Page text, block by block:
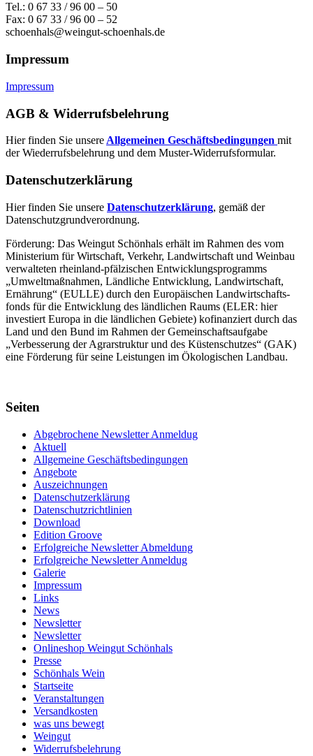
Tel.: 0 67 33 / 96 00 – 50
Fax: 0 67 33 / 96 00 – 52
schoenhals@weingut-schoenhals.de
Impressum
Impressum
AGB & Widerrufsbelehrung
Hier finden Sie unsere Allgemeinen Geschäftsbedingungen mit
der Wiederrufsbelehrung und dem Muster-Widerrufsformular.
Datenschutzerklärung
Hier finden Sie unsere Datenschutzerklärung, gemäß der
Datenschutzgrundverordnung.
Förderung: Das Weingut Schönhals erhält im Rahmen des vom
Minis­terium für Wirtschaft, Verkehr, Land­wirt­schaft und Weinbau
verwal­teten rhein­land-pfälzischen Entwick­lungs­programms
„Umwelt­maßnahmen, Länd­liche Entwick­lung, Landwirt­schaft,
Ernährung“ (EULLE) durch den Euro­päischen Land­wirtschafts­
fonds für die Entwick­lung des länd­lichen Raums (ELER: hier
investiert Europa in die ländlichen Gebiete) kofinanziert durch das
Land und den Bund im Rahmen der Gemein­schafts­aufgabe
„Verbes­serung der Agrar­struktur und des Küsten­schutzes“ (GAK)
eine Förderung für seine Leis­tungen im Ökolo­gischen Landbau.
Seiten
Abgebrochene Newsletter Anmeldug
Aktuell
Allgemeine Geschäftsbedingungen
Angebote
Auszeichnungen
Datenschutzerklärung
Datenschutzrichtlinien
Download
Edition Groove
Erfolgreiche Newsletter Abmeldung
Erfolgreiche Newsletter Anmeldug
Galerie
Impressum
Links
News
Newsletter
Newsletter
Onlineshop Weingut Schönhals
Presse
Schönhals Wein
Startseite
Veranstaltungen
Versandkosten
was uns bewegt
Weingut
Widerrufsbelehrung